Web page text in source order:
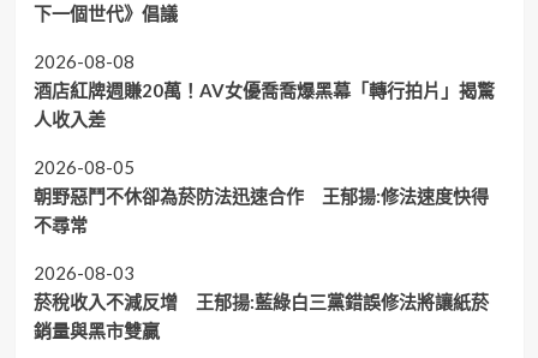
下一個世代》倡議
2026-08-08
酒店紅牌週賺20萬！AV女優喬喬爆黑幕「轉行拍片」揭驚
人收入差
2026-08-05
朝野惡鬥不休卻為菸防法迅速合作 王郁揚:修法速度快得
不尋常
2026-08-03
菸稅收入不減反增 王郁揚:藍綠白三黨錯誤修法將讓紙菸
銷量與黑市雙贏